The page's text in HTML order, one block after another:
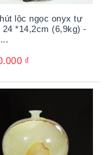
lộc ngọc onyx tự
24 *14,2cm (6,9kg) -
₫